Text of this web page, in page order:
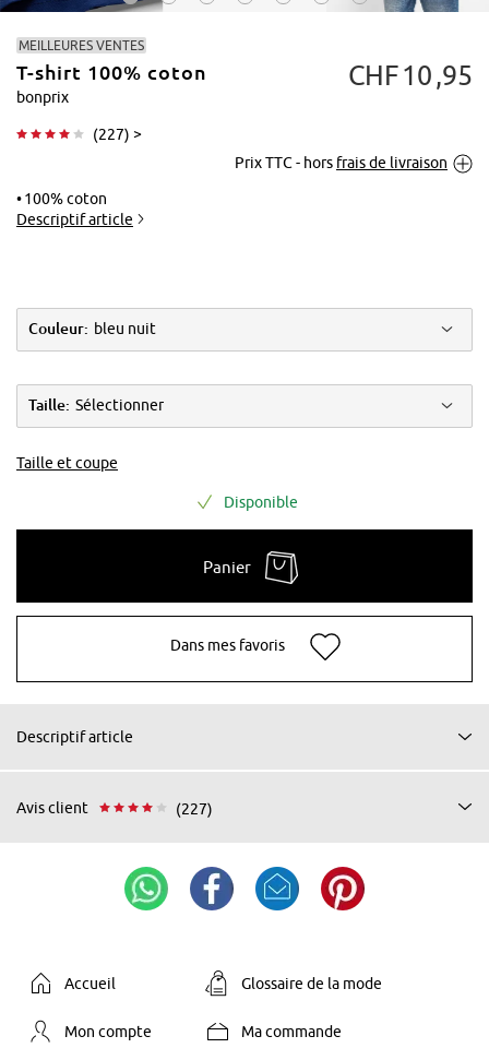
Tapoter pour
MEILLEURES VENTES
T-shirt 100% coton
bonprix
(227) >
CHF10 95
Prix TTC - hors frais de livraison
100% coton
Descriptif article
Couleur: bleu nuit
Taille: Sélectionner
Taille et coupe
Disponible
Panier
Dans mes favoris
Descriptif article
Avis client (227)
Accueil Glossaire de la mode
Mon compte Ma commande